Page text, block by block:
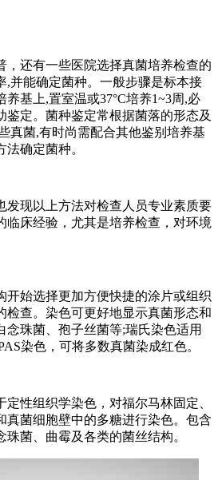
，还有一些医院选择真菌培养检查的
,并能确定菌种。一般步骤是标本接
基上,置室温或37°C培养1~3周,必
鉴定。菌种鉴定常根据菌落的形态及
真菌,有时尚需配合其他鉴别培养基
确定菌种。
发现以上方法对检查人员专业素质要
临床经验，尤其是培养检查，对环境
开始选择更加方便快捷的涂片或组织
检查。染色可更好地显示真菌形态和
念珠菌、孢子丝菌等;瑞氏染色适用
染色，可将多数真菌染成红色。
定性组织学染色，对福尔马林固定、
真菌细胞壁中的多糖进行染色。包含
菌、曲霉及各类的菌丝结构。